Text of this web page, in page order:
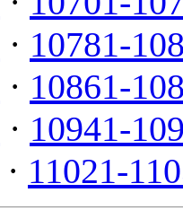
· 10781-
· 10861-
· 10941-
· 11021-